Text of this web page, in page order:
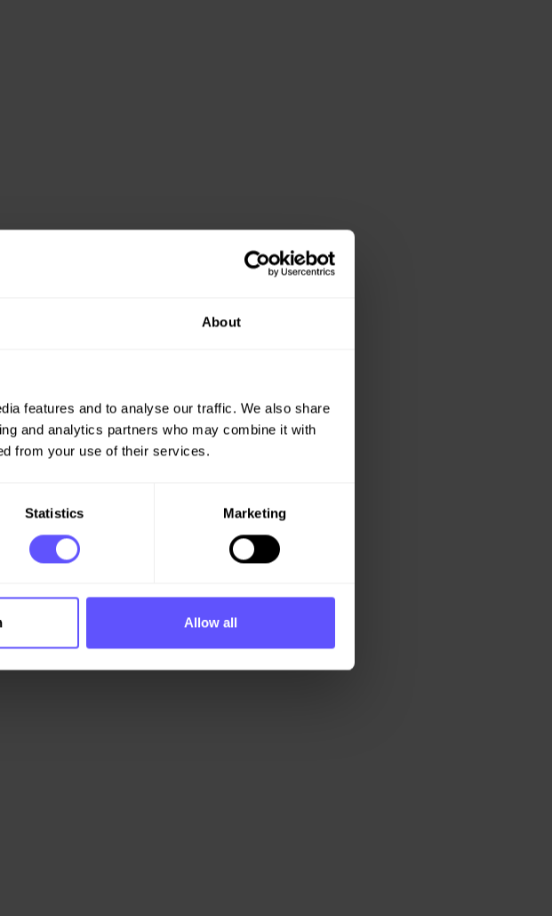
About
features and to analyse our traffic. We also share
and analytics partners who may combine it with
from your use of their services.
Statistics Marketing
Allow all